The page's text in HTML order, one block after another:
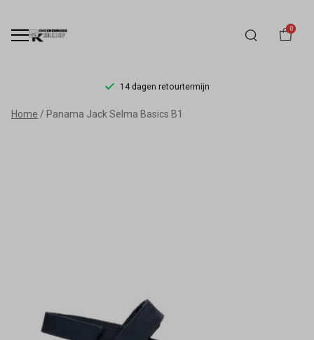
0
14 dagen retourtermijn
Panama
Schoenmode
Kerkhof
Home Panama Jack Selma Basics B1